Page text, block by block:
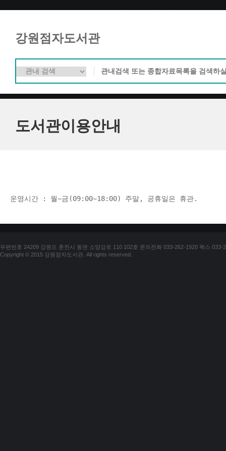
강원점자도서관
도서관이용안내
운영시간 : 월~금(09:00~18:00) 주말, 공휴일은 휴관.
우편번호 24209 강원도 춘천시 동면 소양강로 110 102호 문의전화 033-262-1920 팩스 033-
Copyright © 2015 강원점자도서관. All rights reserved.